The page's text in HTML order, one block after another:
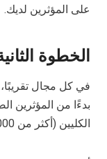
على المؤثرين لديك.
الخطوة
في كل مجال تقريبًا،
الكليين (أكثر من 100000 متابع).